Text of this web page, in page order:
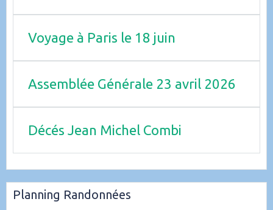
Voyage à Paris le 18 juin
Assemblée Générale 23 avril 2026
Décés Jean Michel Combi
Planning Randonnées